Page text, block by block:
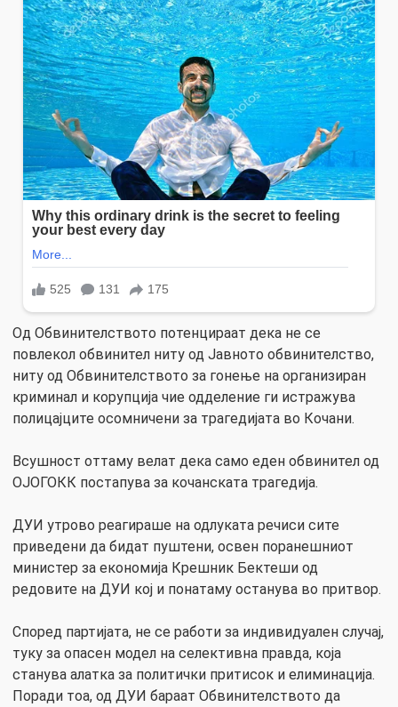
Од Обвинителството потенцираат дека не се
повлекол обвинител ниту од Јавното обвинителство,
ниту од Обвинителството за гонење на организиран
криминал и корупција чие одделение ги истражува
полицајците осомничени за трагедијата во Кочани.
Всушност оттаму велат дека само еден обвинител од
ОЈОГОКК постапува за кочанската трагедија.
ДУИ утрово реагираше на одлуката речиси сите
приведени да бидат пуштени, освен поранешниот
министер за економија Крешник Бектеши од
редовите на ДУИ кој и понатаму останува во притвор.
Според партијата, не се работи за индивидуален случај,
туку за опасен модел на селективна правда, која
станува алатка за политички притисок и елиминација.
Поради тоа, од ДУИ бараат Обвинителството да